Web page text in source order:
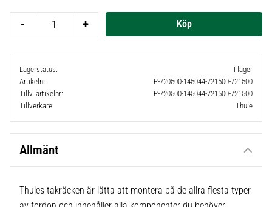
+
-
Lagerstatus
I lager
Artikelnr
P-720500-145044-721500-721500
Tillv. artikelnr
P-720500-145044-721500-721500
Tillverkare
Thule
Allmänt
Thules takräcken är lätta att montera på de allra flesta typer